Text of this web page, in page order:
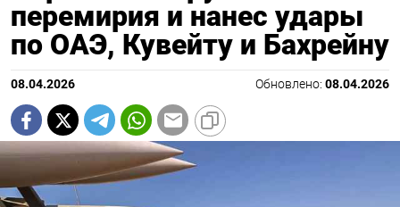
перемирия и нанес удары
по ОАЭ, Кувейту и Бахрейну
08.04.2026 Обновлено: 08.04.2026